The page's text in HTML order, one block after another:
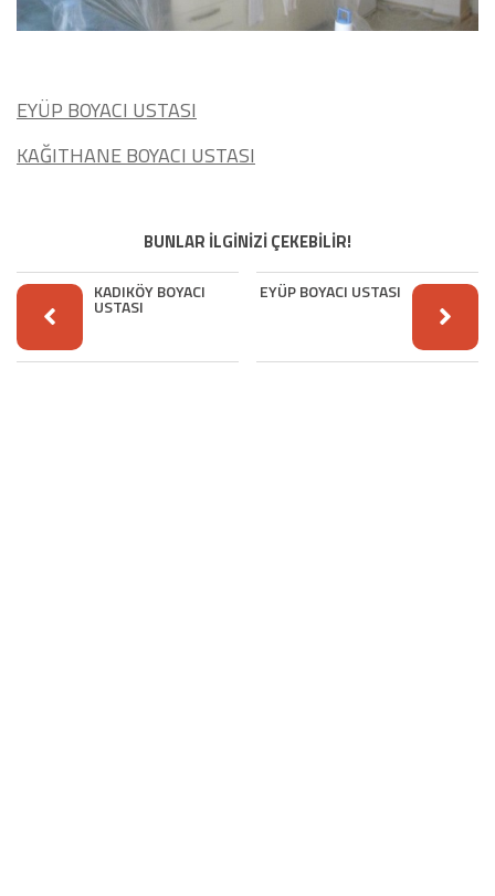
EYÜP BOYACI USTASI
KAĞITHANE BOYACI USTASI
BUNLAR İLGİNİZİ ÇEKEBİLİR!
KADIKÖY BOYACI
USTASI
EYÜP BOYACI USTASI